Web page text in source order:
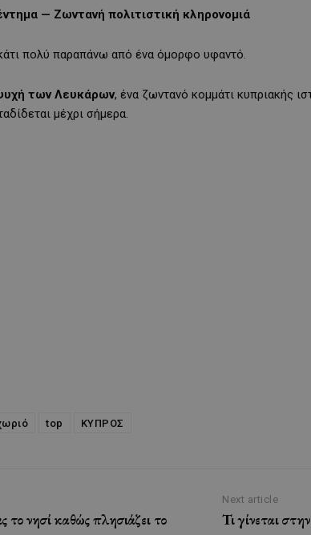
— Ζωντανή πολιτιστική κληρονομιά
κάτι πολύ παραπάνω από ένα όμορφο υφαντό.
των Λευκάρων, ένα ζωντανό κομμάτι κυπριακής
μέχρι σήμερα.
top ΚΥΠΡΟΣ
το νησί καθώς πλησιάζει το
Next article
Τι γίνεται